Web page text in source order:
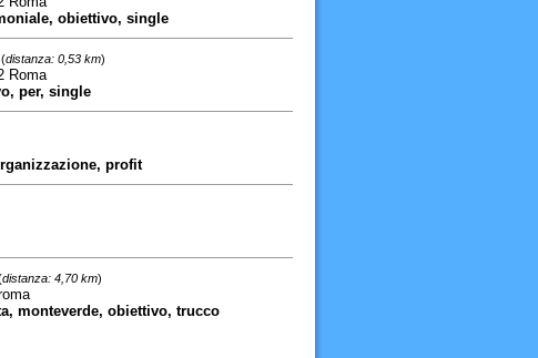
obiettivo, single
distanza: 0,53 km)
Roma
per, single
profit
distanza: 4,70 km)
monteverde, obiettivo, trucco